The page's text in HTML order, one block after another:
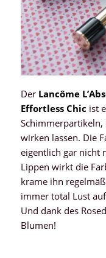
Der Lancôme
Effortless Chic ist
Schimmerpartikeln,
wirken lassen. Die
eigentlich gar nicht
Lippen wirkt die
krame ihn
immer total Lust
Und dank des
Blumen!